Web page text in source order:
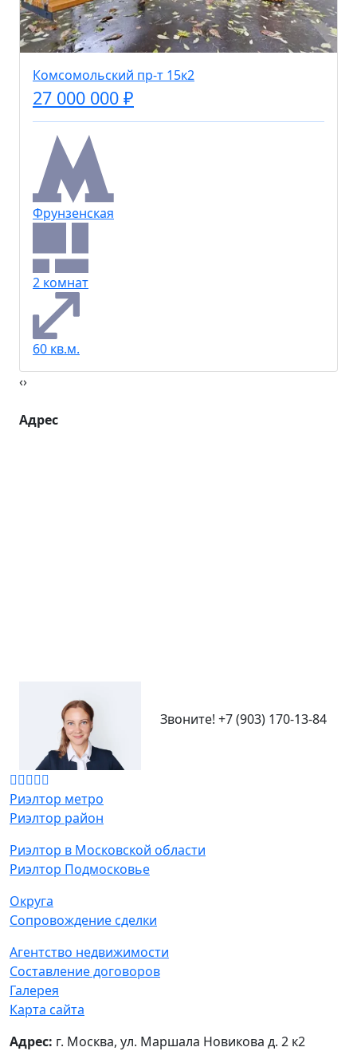
Комсомольский пр-т 15к2
27 000 000 ₽
Фрунзенская
2 комнат
60 кв.м.
‹›
Адрес
Звоните! +7 (903) 170-13-84
Риэлтор метро
Риэлтор район
Риэлтор в Московской области
Риэлтор Подмосковье
Округа
Сопровождение сделки
Агентство недвижимости
Составление договоров
Галерея
Карта сайта
Адрес: г. Москва, ул. Маршала Новикова д. 2 к2